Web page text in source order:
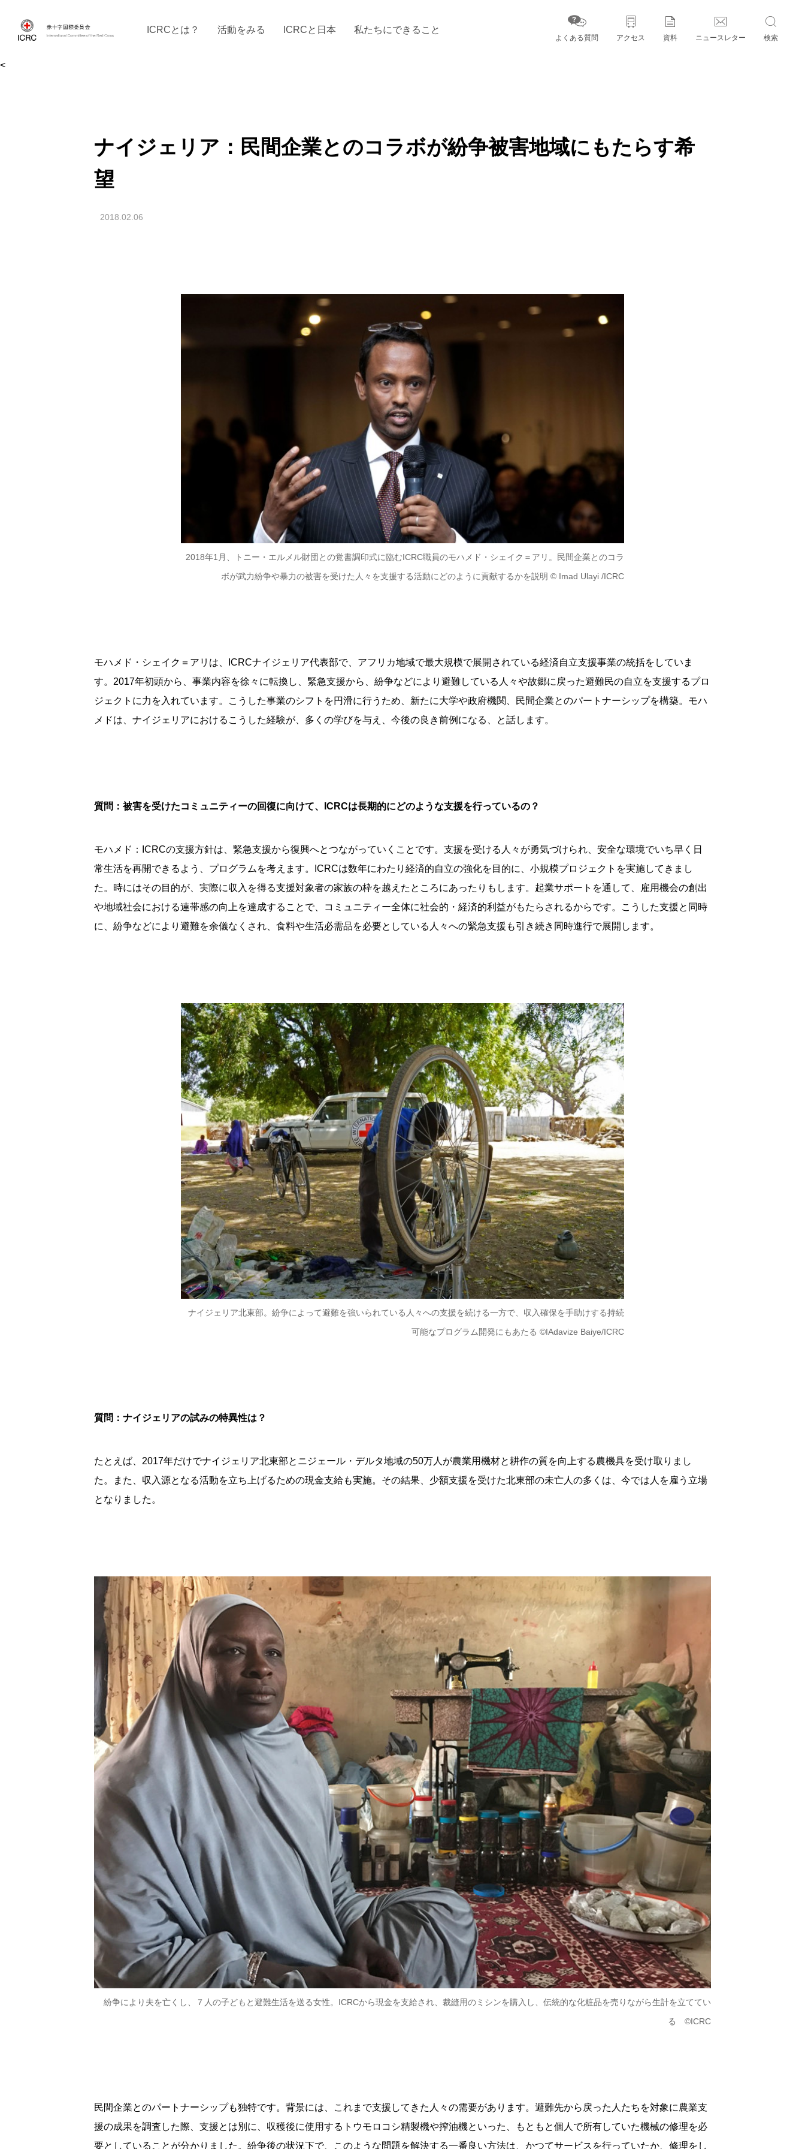
<
よくある質問 アクセス 資料 ニュースレター 検索
ICRCとは？ 活動をみる ICRCと日本 私たちにできること
ナイジェリア：民間企業とのコラボが紛争被害地域にもたらす希
望
2018.02.06
2018年1月、トニー・エルメル財団との覚書調印式に臨むICRC職員のモハメド・シェイク＝アリ。民間企業とのコラ
ボが武力紛争や暴力の被害を受けた人々を支援する活動にどのように貢献するかを説明 © Imad Ulayi /ICRC
モハメド・シェイク＝アリは、ICRCナイジェリア代表部で、アフリカ地域で最大規模で展開されている経済自立支援事業の統括をしていま
す。2017年初頭から、事業内容を徐々に転換し、緊急支援から、紛争などにより避難している人々や故郷に戻った避難民の自立を支援するプロ
ジェクトに力を入れています。こうした事業のシフトを円滑に行うため、新たに大学や政府機関、民間企業とのパートナーシップを構築。モハ
メドは、ナイジェリアにおけるこうした経験が、多くの学びを与え、今後の良き前例になる、と話します。
質問：被害を受けたコミュニティーの回復に向けて、ICRCは長期的にどのような支援を行っているの？
モハメド：ICRCの支援方針は、緊急支援から復興へとつながっていくことです。支援を受ける人々が勇気づけられ、安全な環境でいち早く日
常生活を再開できるよう、プログラムを考えます。ICRCは数年にわたり経済的自立の強化を目的に、小規模プロジェクトを実施してきまし
た。時にはその目的が、実際に収入を得る支援対象者の家族の枠を越えたところにあったりもします。起業サポートを通して、雇用機会の創出
や地域社会における連帯感の向上を達成することで、コミュニティー全体に社会的・経済的利益がもたらされるからです。こうした支援と同時
に、紛争などにより避難を余儀なくされ、食料や生活必需品を必要としている人々への緊急支援も引き続き同時進行で展開します。
ナイジェリア北東部。紛争によって避難を強いられている人々への支援を続ける一方で、収入確保を手助けする持続
可能なプログラム開発にもあたる ©IAdavize Baiye/ICRC
質問：ナイジェリアの試みの特異性は？
たとえば、2017年だけでナイジェリア北東部とニジェール・デルタ地域の50万人が農業用機材と耕作の質を向上する農機具を受け取りまし
た。また、収入源となる活動を立ち上げるための現金支給も実施。その結果、少額支援を受けた北東部の未亡人の多くは、今では人を雇う立場
となりました。
紛争により夫を亡くし、７人の子どもと避難生活を送る女性。ICRCから現金を支給され、裁縫用のミシンを購入し、伝統的な化粧品を売りながら生計を立ててい
る ©ICRC
民間企業とのパートナーシップも独特です。背景には、これまで支援してきた人々の需要があります。避難先から戻った人たちを対象に農業支
援の成果を調査した際、支援とは別に、収穫後に使用するトウモロコシ精製機や搾油機といった、もともと個人で所有していた機械の修理を必
要としていることが分かりました。紛争後の状況下で、このような問題を解決する一番良い方法は、かつてサービスを行っていたか、修理をし